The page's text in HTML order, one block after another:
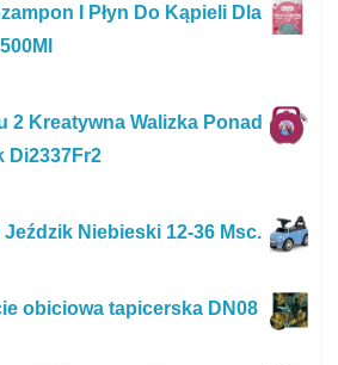
I Płyn Do Kąpieli Dla
2 Kreatywna Walizka Ponad
Di2337Fr2
Jeździk Niebieski 12-36 Msc.
obiciowa tapicerska DN08